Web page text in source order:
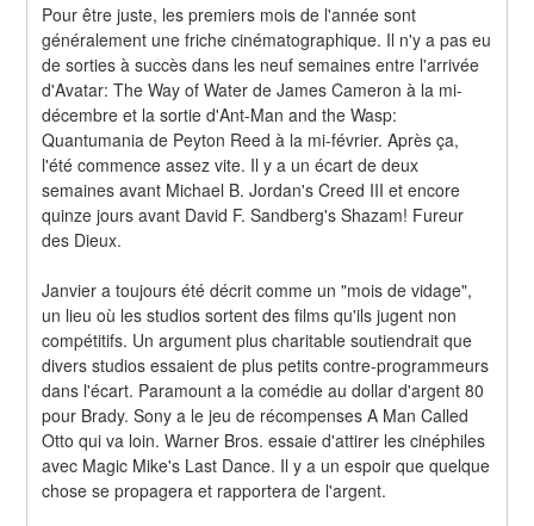
Pour être juste, les premiers mois de l'année sont
généralement une friche cinématographique. Il n'y a pas eu
de sorties à succès dans les neuf semaines entre l'arrivée
d'Avatar: The Way of Water de James Cameron à la mi-
décembre et la sortie d'Ant-Man and the Wasp:
Quantumania de Peyton Reed à la mi-février. Après ça,
l'été commence assez vite. Il y a un écart de deux
semaines avant Michael B. Jordan's Creed III et encore
quinze jours avant David F. Sandberg's Shazam! Fureur
des Dieux.
Janvier a toujours été décrit comme un "mois de vidage",
un lieu où les studios sortent des films qu'ils jugent non
compétitifs. Un argument plus charitable soutiendrait que
divers studios essaient de plus petits contre-programmeurs
dans l'écart. Paramount a la comédie au dollar d'argent 80
pour Brady. Sony a le jeu de récompenses A Man Called
Otto qui va loin. Warner Bros. essaie d'attirer les cinéphiles
avec Magic Mike's Last Dance. Il y a un espoir que quelque
chose se propagera et rapportera de l'argent.